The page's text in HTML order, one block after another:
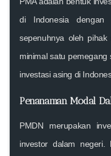
di Indonesia dengan
sepenuhnya oleh pihak
minimal satu
investasi asing di
Penanaman Modal
PMDN merupakan
investor dalam negeri.